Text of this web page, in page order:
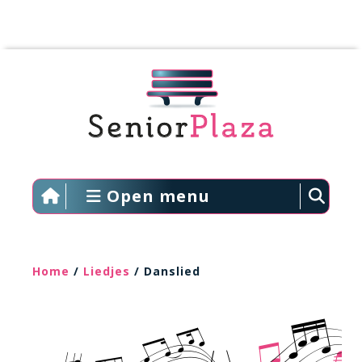
Open menu
Home / Liedjes / Danslied